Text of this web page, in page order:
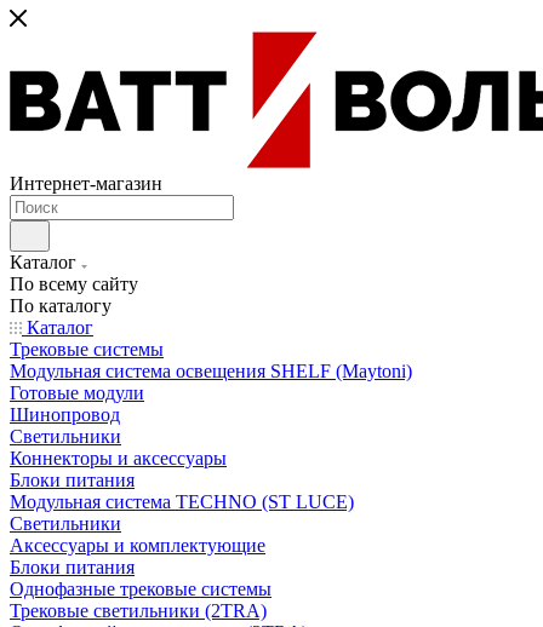
Интернет-магазин
Каталог
По всему сайту
По каталогу
Каталог
Трековые системы
Модульная система освещения SHELF (Maytoni)
Готовые модули
Шинопровод
Светильники
Коннекторы и аксессуары
Блоки питания
Модульная система TECHNO (ST LUCE)
Светильники
Аксессуары и комплектующие
Блоки питания
Однофазные трековые системы
Трековые светильники (2TRA)